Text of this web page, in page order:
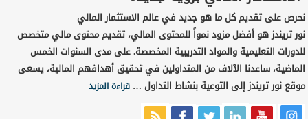
نحرص على تقديم كل ما هو جديد في عالم الاستثمار المالي
نور تريندز هو أفضل مزود نمواً للمحتوى المالي، تقديم محتوى مالي متخصص
للدورات التعليمية والمواد التدريبية المخصصة. على مدى السنوات الخمس
الماضية، ساعدنا الآلاف من المتداولين في تحقيق أهدافهم المالية، يسعى
موقع نور تريندز إلى التوعية بنشاط التداول …قراءة المزيد